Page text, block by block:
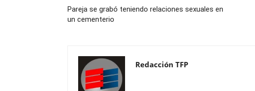
Pareja se grabó teniendo relaciones sexuales en
un cementerio
Redacción TFP